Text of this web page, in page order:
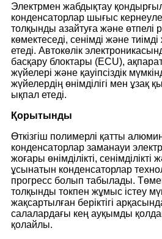
Электрмен жабдықтау
конденсаторлар шығыс
толқынды азайтуға және өтпелі
көмектеседі, сенімді және
етеді. Автокөлік
басқару блоктары (ECU),
жүйелері және қауіпсіздік
жүйелердің өнімділігі мен ұзақ
ықпал етеді.
Қорытынды
Өткізгіш полимерлі қатты
конденсаторлар заманауи
жоғары өнімділікті, сенімділікті
ұсынатын конденсаторлар
прогресс болып табылады.
толқынды токпен жұмыс істеу
жақсартылған беріктігі
салалардағы кең ауқымды
қолайлы.